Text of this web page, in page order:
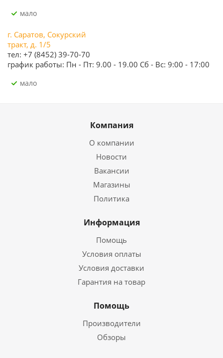
Мало
г. Саратов, Сокурский
тракт, д. 1/5
тел: +7 (8452) 39-70-70
график работы: Пн - Пт: 9.00 - 19.00 Сб - Вс: 9:00 - 17:00
Мало
Компания
О компании
Новости
Вакансии
Магазины
Политика
Информация
Помощь
Условия оплаты
Условия доставки
Гарантия на товар
Помощь
Производители
Обзоры